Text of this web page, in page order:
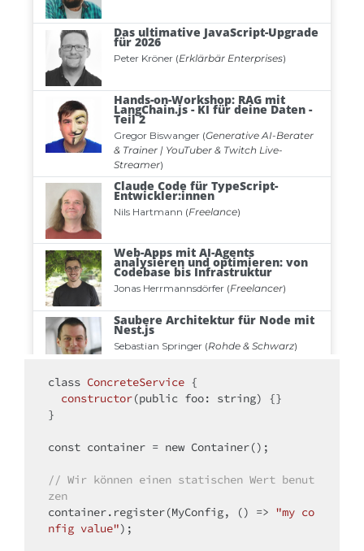
class ConcreteService {
constructor(public foo: string)
{}
}
const container = new Container();
// Wir können einen statischen Wert benut
zen
container.register(MyConfig,
() => "my co
nfig value");